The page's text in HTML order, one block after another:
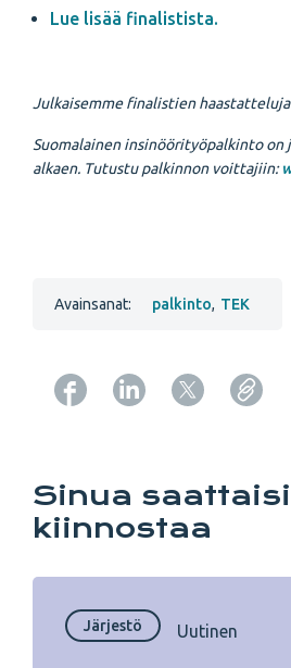
Lue lisää finalistista.
Julkaisemme finalistien haastatteluja
Suomalainen insinöörityöpalkinto on
alkaen. Tutustu palkinnon voittajiin:
Avainsanat: palkinto, TEK
Sinua
kiinnostaa
Järjestö Uutinen